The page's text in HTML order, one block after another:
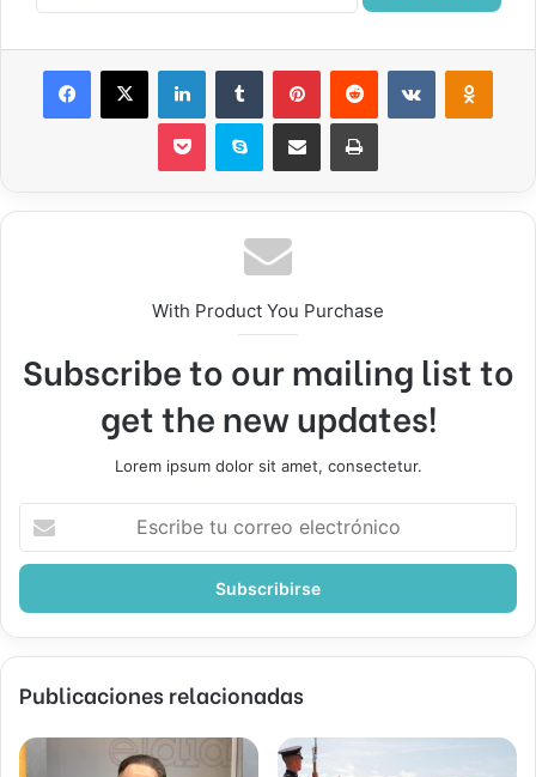
Facebook
X LinkedInTumblr PinterestReddit VKontakte
Pocket Skype Compartir por correo electrónicoImprimir
With Product You Purchase
Subscribe to our mailing list to
get the new updates!
Lorem ipsum dolor sit amet, consectetur.
correo
Publicaciones relacionadas